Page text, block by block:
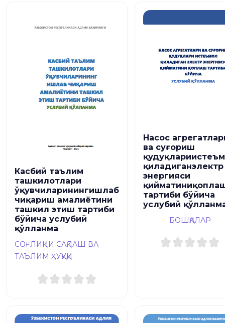
Касбий таълим
ташкилотлари
ўқувчиларинингишлаб
чиқариш амалиётини
ташкил этиш тартиби
бўйича услубий
қўлланма
СОҒЛИҚНИ САҚЛАШ ВА
ТАЪЛИМ ҲУҚУҚИ
Насос
ва суғориш
қиладиганэлектр
энергияси
тартиби бўйича
услубий
БОШҚАЛАР